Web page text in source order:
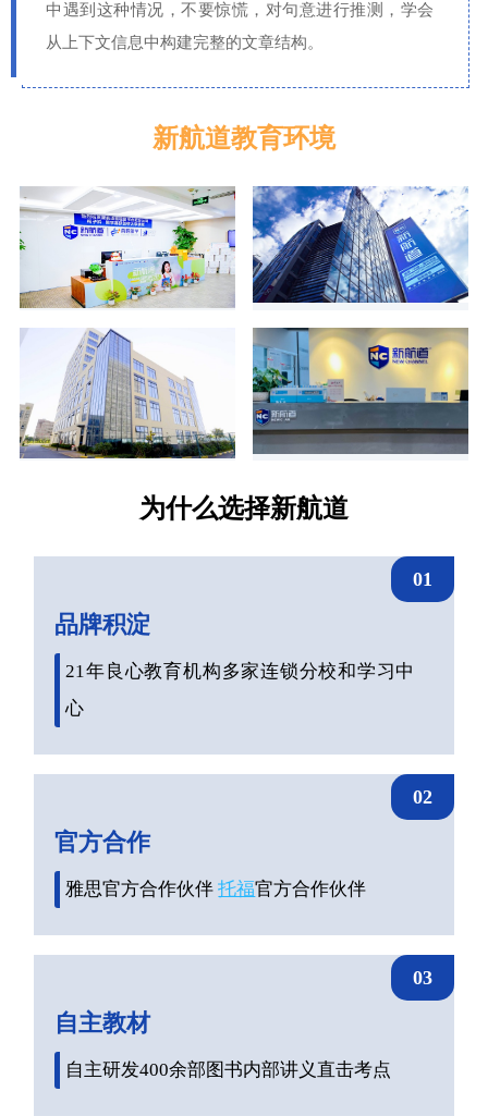
中遇到这种情况，不要惊慌，对句意进行推测，学会
从上下文信息中构建完整的文章结构。
新航道教育环境
为什么选择新航道
01
品牌积淀
21年良心教育机构多家连锁分校和学习中
心
02
官方合作
雅思官方合作伙伴托福官方合作伙伴
03
自主教材
自主研发400余部图书内部讲义直击考点